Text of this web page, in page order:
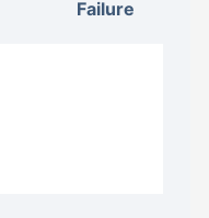
Failure